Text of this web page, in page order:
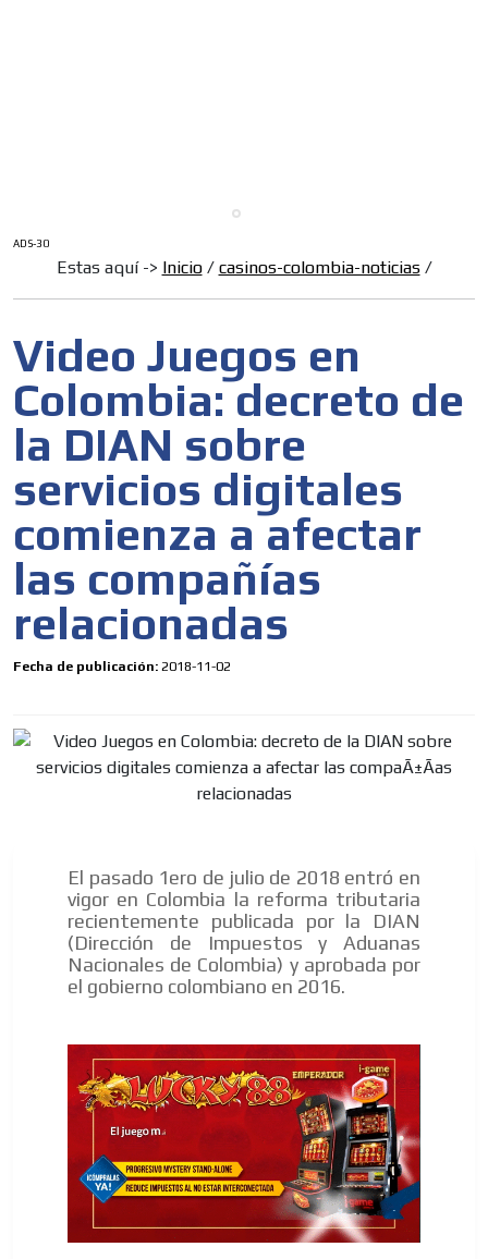
ADS-30
Estas aquí -> Inicio/ casinos-colombia-noticias/
Video Juegos en
Colombia: decreto de
la DIAN sobre
servicios digitales
comienza a afectar
las compañías
relacionadas
Fecha de publicación: 2018-11-02
El pasado 1ero de julio de 2018 entró en
vigor en Colombia la reforma tributaria
recientemente publicada por la DIAN
(Dirección de Impuestos y Aduanas
Nacionales de Colombia) y aprobada por
el gobierno colombiano en 2016.